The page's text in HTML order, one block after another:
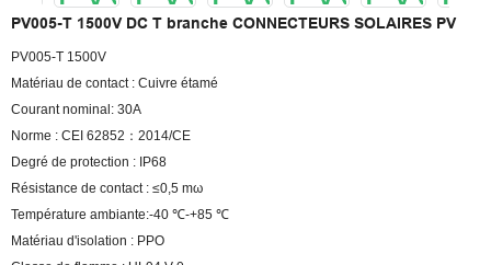
PV005-T 1500V DC T branche CONNECTEURS SOLAIRES PV
PV005-T 1500V
Matériau de contact : Cuivre étamé
Courant nominal: 30A
Norme : CEI 62852：2014/CE
Degré de protection : IP68
Résistance de contact : ≤0,5 mω
Température ambiante:-40 ℃-+85 ℃
Matériau d'isolation : PPO